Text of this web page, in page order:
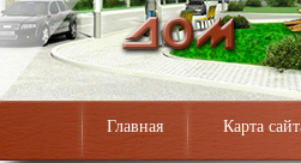
Главная Карта